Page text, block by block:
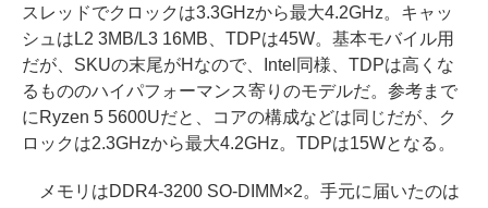
スレッドでクロックは3.3GHzから最大4.2GHz。キャッ
シュはL2 3MB/L3 16MB、TDPは45W。基本モバイル用
だが、SKUの末尾がHなので、Intel同様、TDPは高くな
るもののハイパフォーマンス寄りのモデルだ。参考まで
にRyzen 5 5600Uだと、コアの構成などは同じだが、ク
ロックは2.3GHzから最大4.2GHz。TDPは15Wとなる。
メモリはDDR4-3200 SO-DIMM×2。手元に届いたのは